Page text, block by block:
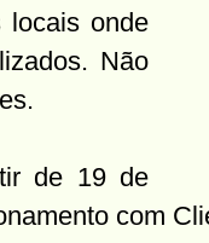
locais onde
Não
de 19 de
com